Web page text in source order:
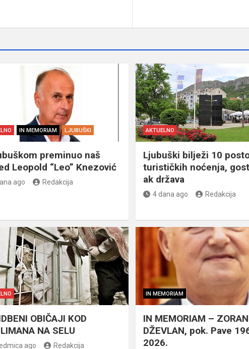
IN MEMORIAM LJUBUŠKI
preminuo naš
Leopold “Leo” Knezović
ago Redakcija
AKTUELNO
Ljubuški bilježi 10
turističkih noćenja,
ak država
4 dana ago Redakcija
OBIČAJI KOD
NA SELU
ago Redakcija
IN MEMORIAM
IN MEMORIAM – ZORAN
DŽEVLAN, pok. Pave
2026.